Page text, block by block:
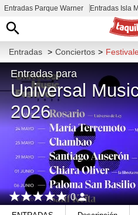
Entradas Parque Warner Entradas Isla
Entradas > Conciertos >
Entradas para
Universal
2026
0